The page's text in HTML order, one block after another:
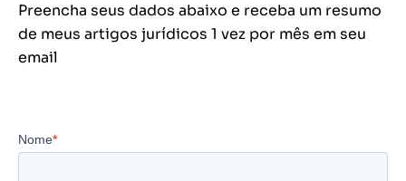
Preencha seus dados abaixo e receba um resumo
de meus artigos jurídicos 1 vez por mês em seu
email